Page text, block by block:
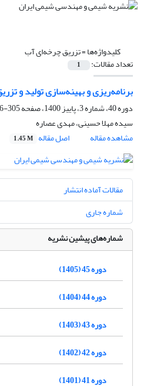
کلیدواژه‌ها =تزریق چرخه‌ای آب
تعداد مقالات: 1
برنامه‌ریزی و بهینه‌سازی تولید و
دوره 40، شماره 3، پاییز 1400، صفحه
305-316
سیده مهلا حسینی، مهدی عصاره
مشاهده مقاله
اصل مقاله 1.45 M
مقالات آماده انتشار
شماره جاری
شماره‌های پیشین نشریه
دوره 45 (1405)
دوره 44 (1404)
دوره 43 (1403)
دوره 42 (1402)
دوره 41 (1401)